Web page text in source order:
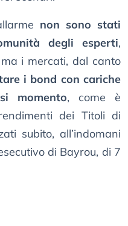
non sono stati
degli esperti,
i mercati, dal canto
i bond con cariche
momento, come è
dei Titoli di
subito, all’indomani
di Bayrou, di 7